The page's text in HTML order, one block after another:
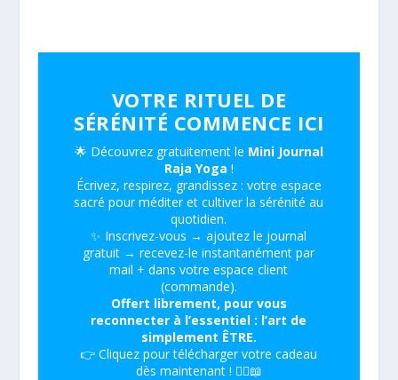
VOTRE RITUEL DE
SÉRÉNITÉ COMMENCE ICI
🌟 Découvrez gratuitement le Mini Journal
Raja Yoga !
Écrivez, respirez, grandissez : votre espace
sacré pour méditer et cultiver la sérénité au
quotidien.
✨ Inscrivez-vous → ajoutez le journal
gratuit → recevez-le instantanément par
mail + dans votre espace client
(commande).
Offert librement, pour vous
reconnecter à l’essentiel : l’art de
simplement ÊTRE.
👉 Cliquez pour télécharger votre cadeau
dès maintenant ! 🧘‍♀️📖